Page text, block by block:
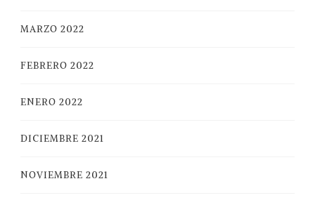
MARZO 2022
FEBRERO 2022
ENERO 2022
DICIEMBRE 2021
NOVIEMBRE 2021